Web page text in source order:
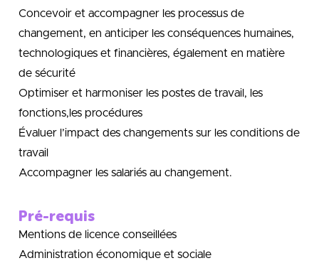
Concevoir et accompagner les processus de
changement, en anticiper les conséquences humaines,
technologiques et financières, également en matière
de sécurité
Optimiser et harmoniser les postes de travail, les
fonctions,les procédures
Évaluer l’impact des changements sur les conditions de
travail
Accompagner les salariés au changement.
Pré-requis
Mentions de licence conseillées
Administration économique et sociale